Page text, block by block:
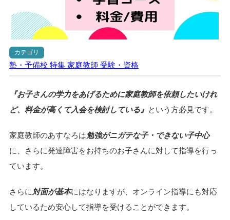
カテゴリ
塾・予備校 特集 家庭教師 受験・資格
『お子さんの学力をあげるために家庭教師を依頼したいけれ
ど、料金が高くて入会を検討している』 という方必見です。
家庭教師のあすなろは勉強がニガテな子・できない子中心
に、さらに発達障害をお持ちのお子さんに対して指導を行っ
ています。
さらに 対面が基本にはなりますが、オンライン指導にも対応
しているため安心して指導を受けることができます。